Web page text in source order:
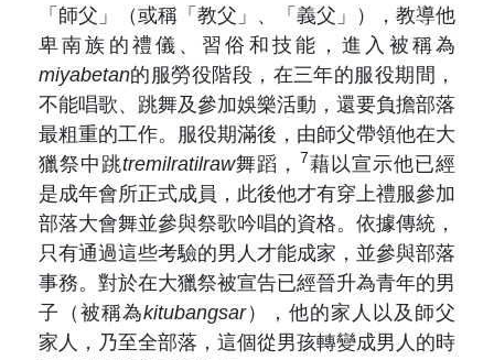
「師父」（或稱「教父」、「義父」），教導他
卑南族的禮儀、習俗和技能，進入被稱為
miyabetan的服勞役階段，在三年的服役期間，
不能唱歌、跳舞及參加娛樂活動，還要負擔部落
最粗重的工作。服役期滿後，由師父帶領他在大
獵祭中跳tremilratilraw舞蹈， 7藉以宣示他已經
是成年會所正式成員，此後他才有穿上禮服參加
部落大會舞並參與祭歌吟唱的資格。依據傳統，
只有通過這些考驗的男人才能成家，並參與部落
事務。對於在大獵祭被宣告已經晉升為青年的男
子（被稱為kitubangsar），他的家人以及師父
家人，乃至全部落，這個從男孩轉變成男人的時